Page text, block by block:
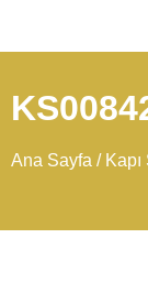
Ana Sayfa / Kapı